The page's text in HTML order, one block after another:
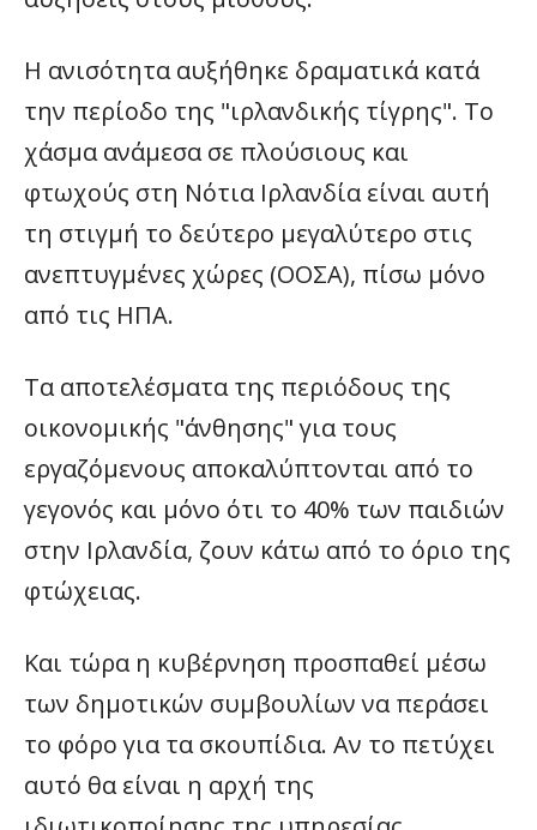
Η ανισότητα αυξήθηκε δραματικά κατά
την περίοδο της "ιρλανδικής τίγρης". Το
χάσμα ανάμεσα σε πλούσιους και
φτωχούς στη Νότια Ιρλανδία είναι αυτή
τη στιγμή το δεύτερο μεγαλύτερο στις
ανεπτυγμένες χώρες (ΟΟΣΑ), πίσω μόνο
από τις ΗΠΑ.
Τα αποτελέσματα της περιόδους της
οικονομικής "άνθησης" για τους
εργαζόμενους αποκαλύπτονται από το
γεγονός και μόνο ότι το 40% των παιδιών
στην Ιρλανδία, ζουν κάτω από το όριο της
φτώχειας.
Και τώρα η κυβέρνηση προσπαθεί μέσω
των δημοτικών συμβουλίων να περάσει
το φόρο για τα σκουπίδια. Αν το πετύχει
αυτό θα είναι η αρχή της